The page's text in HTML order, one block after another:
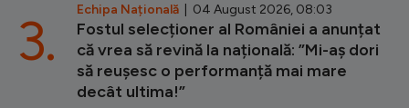
Echipa Națională | 04 August 2026, 08:03
Fostul selecționer al României a anunțat
că vrea să revină la națională: ”Mi-aș dori
să reușesc o performanță mai mare
decât ultima!”
3.